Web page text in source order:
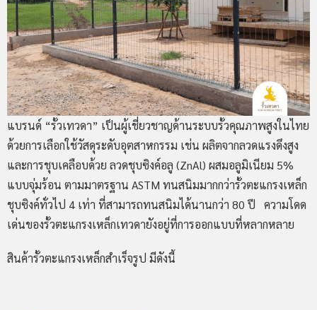
แบรนด์ “รั้วเทวดา” เป็นผู้เชี่ยวชาญด้านระบบรั้วคุณภาพสูงในไทย
ด้วยการเลือกใช้วัสดุระดับอุตสาหกรรม เช่น ผลิตจากลวดแรงดึงสูง
และการชุบเคลือบด้วย ลวดชุบซิงค์อลู (ZnAl) ผสมอลูมิเนียม 5%
แบบจุ่มร้อน ตามมาตรฐาน ASTM ทนสนิมมากกว่ารั้วตะแกรงเหล็ก
ชุบซิงค์ทั่วไป 4 เท่า ที่สามารถทนสนิมได้นานกว่า 80 ปี ความโดด
เด่นของรั้วตะแกรงเหล็กเทวดายังอยู่ที่การออกแบบที่หลากหลาย
สินค้ารั้วตะแกรงเหล็กสำเร็จรูป มีดังนี้